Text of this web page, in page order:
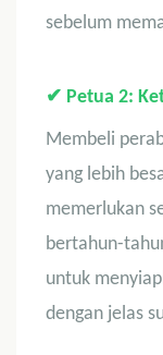
sebelum
✔ Petua 2:
Membeli
yang lebih
memerlukan
bertahun-
untuk
dengan jelas